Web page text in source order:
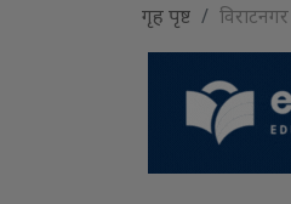
गृह पृष्ट विराटनगर